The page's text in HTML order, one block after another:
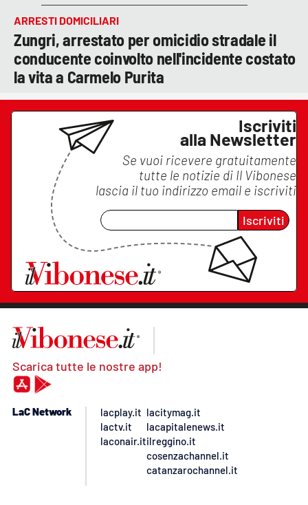
ARRESTI DOMICILIARI
Zungri, arrestato per omicidio stradale il
conducente coinvolto nell'incidente costato
la vita a Carmelo Purita
Iscriviti
alla Newsletter
Se vuoi ricevere gratuitamente
tutte le notizie di Il Vibonese
lascia il tuo indirizzo email e iscriviti
Iscriviti
Scarica tutte le nostre app!
LaC Network
lacplay.it
lactv.it
laconair.it
lacitymag.it
lacapitalenews.it
ilreggino.it
cosenzachannel.it
catanzarochannel.it